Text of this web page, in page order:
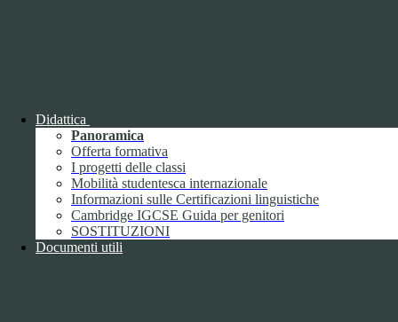
Didattica
Panoramica
Offerta formativa
I progetti delle classi
Mobilità studentesca internazionale
Informazioni sulle Certificazioni linguistiche
Cambridge IGCSE Guida per genitori
SOSTITUZIONI
Documenti utili
2018
Gennaio
Febbraio
Marzo
Aprile
Maggio2
Giugno